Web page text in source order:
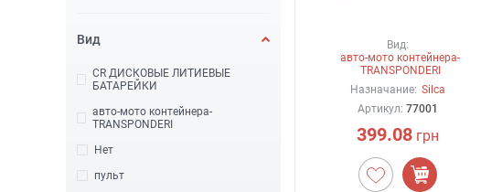
Вид
CR ДИСКОВЫЕ ЛИТИЕВЫЕ
БАТАРЕЙКИ
авто-мото контейнера-
TRANSPONDERI
Нет
пульт
Вид:
авто-мото контейнера-
TRANSPONDERI
Назначание: Silca
Артикул:77001
399.08 грн